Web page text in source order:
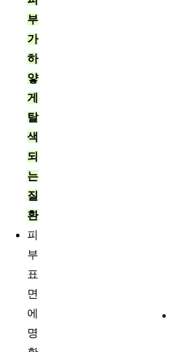
부
가
하
얗
게
탈
색
되
는
질
환
피
부
표
면
에
명